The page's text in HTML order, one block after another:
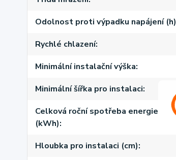
Odolnost proti výpadku napájení (h)
Rychlé chlazení
Minimální instalační výška
Minimální šířka pro instalaci
Celková roční spotřeba energie
(kWh)
Hloubka pro instalaci (cm)